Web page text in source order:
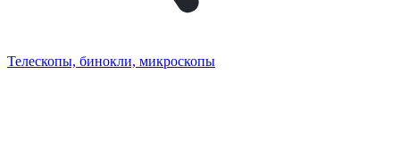
Телескопы, бинокли, микроскопы